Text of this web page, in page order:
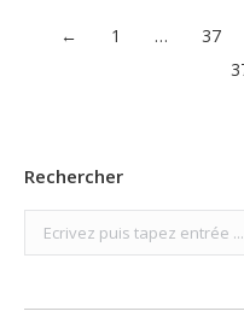
← 1 … 37
Rechercher
Search: